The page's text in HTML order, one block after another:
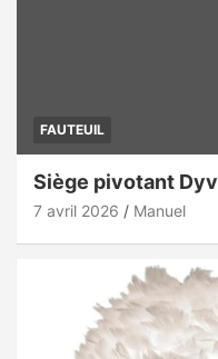
FAUTEUIL
Siège pivotant
7 avril 2026 Manuel